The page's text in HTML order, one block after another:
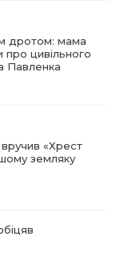
фонду
роки світлої
по
у житловій
Барвінковому
дротом: мама
цивільного
Павленка
«Хрест
земляку